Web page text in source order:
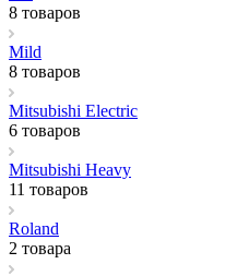
8 товаров
Mild
8 товаров
Mitsubishi Electric
6 товаров
Mitsubishi Heavy
11 товаров
Roland
2 товара